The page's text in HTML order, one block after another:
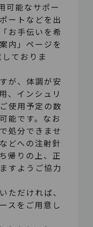
可能なサポー
ートなどを出
お手伝いを希
内」ページを
ておりま
が、体調が安
、インシュリ
使用予定の数
能です。なお
処分できませ
どへの注射針
帰りの上、正
すようご協力
ただければ、
スをご用意し